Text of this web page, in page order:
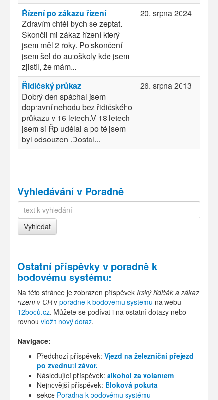
Řízení po zákazu řízení
Zdravím chtěl bych se zeptat.
Skončil mi zákaz řízení který
jsem měl 2 roky. Po skončení
jsem šel do autoškoly kde jsem
zjistil, že mám...
20. srpna 2024
Řidičský průkaz
Dobrý den spáchal jsem
dopravní nehodu bez řidičského
průkazu v 16 letech.V 18 letech
jsem si Řp udělal a po té jsem
byl odsouzen .Dostal...
26. srpna 2013
Vyhledávání v Poradně
Ostatní příspěvky v poradně k
bodovému systému:
Na této stránce je zobrazen příspěvek Irský řidičák a zákaz
řízení v ČR v poradně k bodovému systému na webu
12bodů.cz. Můžete se podívat i na ostatní dotazy nebo
rovnou vložit nový dotaz.
Navigace:
Předchozí příspěvek: Vjezd na železniční přejezd
po zvednutí závor.
Následující příspěvek: alkohol za volantem
Nejnovější příspěvek: Bloková pokuta
sekce Poradna k bodovému systému